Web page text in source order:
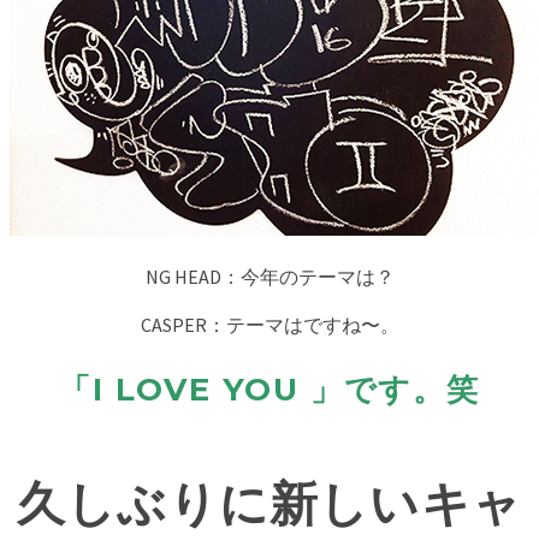
NG HEAD：今年のテーマは？
CASPER：テーマはですね〜。
「I LOVE YOU 」です。笑
久しぶりに新しいキャ